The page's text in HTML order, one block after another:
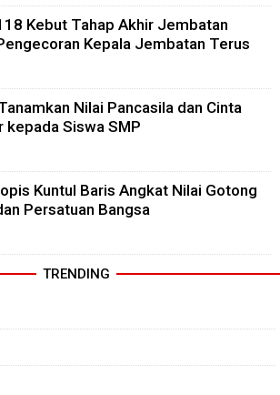
Kebut Tahap Akhir Jembatan
Kepala Jembatan Terus
Nilai Pancasila dan Cinta
kepada Siswa SMP
Kuntul Baris Angkat Nilai Gotong
Persatuan Bangsa
TRENDING